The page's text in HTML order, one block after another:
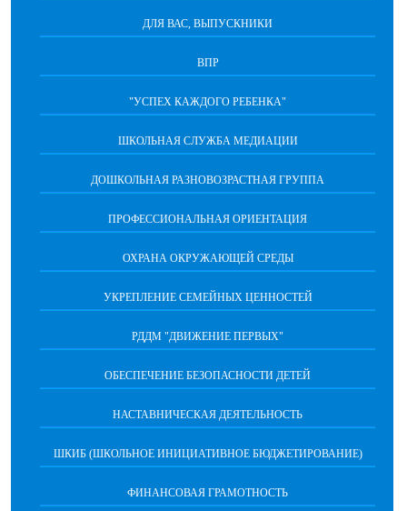
ДЛЯ ВАС, ВЫПУСКНИКИ
ВПР
"УСПЕХ КАЖДОГО РЕБЕНКА"
ШКОЛЬНАЯ СЛУЖБА МЕДИАЦИИ
ДОШКОЛЬНАЯ РАЗНОВОЗРАСТНАЯ ГРУППА
ПРОФЕССИОНАЛЬНАЯ ОРИЕНТАЦИЯ
ОХРАНА ОКРУЖАЮЩЕЙ СРЕДЫ
УКРЕПЛЕНИЕ СЕМЕЙНЫХ ЦЕННОСТЕЙ
РДДМ "ДВИЖЕНИЕ ПЕРВЫХ"
ОБЕСПЕЧЕНИЕ БЕЗОПАСНОСТИ ДЕТЕЙ
НАСТАВНИЧЕСКАЯ ДЕЯТЕЛЬНОСТЬ
ШКИБ (ШКОЛЬНОЕ ИНИЦИАТИВНОЕ БЮДЖЕТИРОВАНИЕ)
ФИНАНСОВАЯ ГРАМОТНОСТЬ